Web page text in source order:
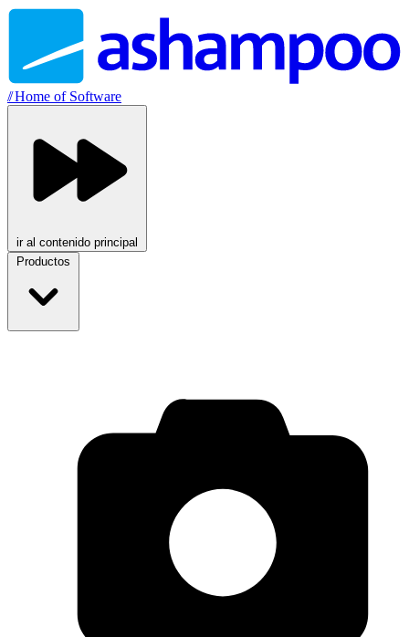
//Home of Software
ir al contenido principal
Productos